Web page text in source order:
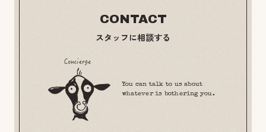
CONTACT
スタッフに相談する
You can talk to us about
whatever is bothering you.